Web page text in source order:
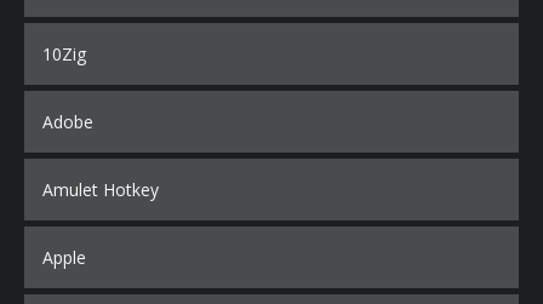
10Zig
Adobe
Amulet Hotkey
Apple